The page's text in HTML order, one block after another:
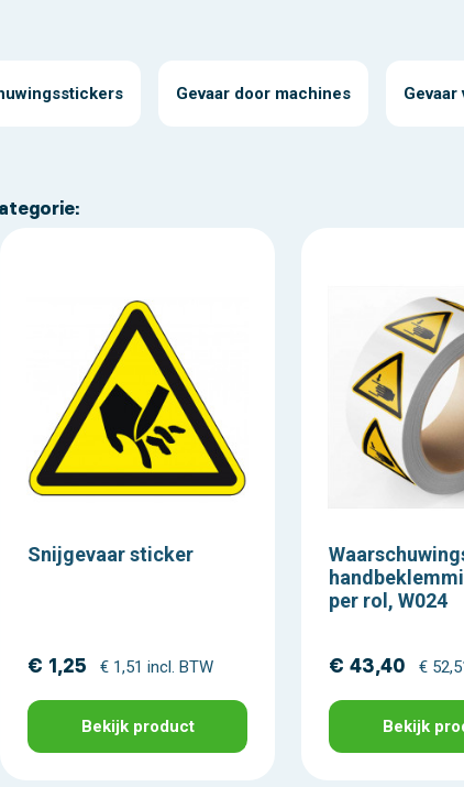
Gevaar door machines
Snijgevaar sticker
€ 1,25 € 1,51 incl. BTW
Bekijk product
per rol, W024
€ 43,40 €
Bekijk